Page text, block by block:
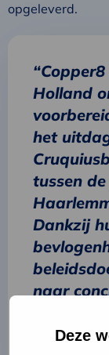
Deze
opgeleverd.
Holland
het
tussen
Dankzij
naar
hun